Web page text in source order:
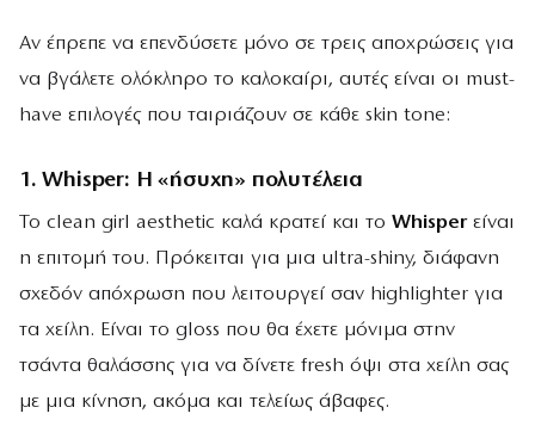
Αν έπρεπε να επενδύσετε μόνο σε τρεις αποχρώσεις για
να βγάλετε ολόκληρο το καλοκαίρι, αυτές είναι οι must-
have επιλογές που ταιριάζουν σε κάθε skin tone:
1. Whisper: Η «ήσυχη» πολυτέλεια
Το clean girl aesthetic καλά κρατεί και το Whisperείναι
η επιτομή του. Πρόκειται για μια ultra-shiny, διάφανη
σχεδόν απόχρωση που λειτουργεί σαν highlighter για
τα χείλη. Είναι το gloss που θα έχετε μόνιμα στην
τσάντα θαλάσσης για να δίνετε fresh όψι στα χείλη σας
με μια κίνηση, ακόμα και τελείως άβαφες.